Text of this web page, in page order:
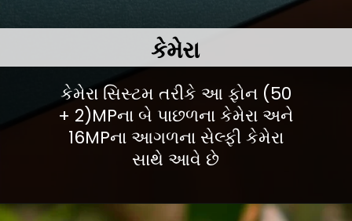
કેમેરા સિસ્ટમ તરીકે આ ફોન (50
+ 2)MPના બે પાછળના કેમેરા અને
16MPના આગળના સેલ્ફી કેમેરા
સાથે આવે છે
કેમેરા